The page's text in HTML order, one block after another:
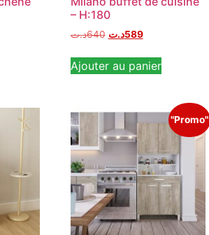
– H:180
640د.ت 589د.ت
Ajouter au panier
"Promo"